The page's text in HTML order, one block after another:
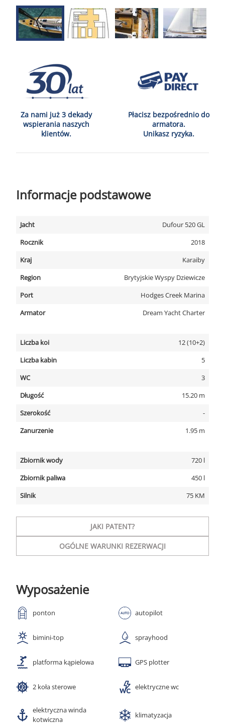
Za nami już 3 dekady
wspierania naszych
klientów.
Płacisz bezpośrednio do
armatora.
Unikasz ryzyka.
Informacje podstawowe
Jacht
Dufour 520 GL
Rocznik
2018
Kraj
Karaiby
Region
Brytyjskie Wyspy Dziewicze
Port
Hodges Creek Marina
Armator
Dream Yacht Charter
Liczba koi
12 (10+2)
Liczba kabin
5
WC
3
Długość
15.20 m
Szerokość
-
Zanurzenie
1.95 m
Zbiornik wody
720 l
Zbiornik paliwa
450 l
Silnik
75 KM
JAKI PATENT?
OGÓLNE WARUNKI REZERWACJI
Wyposażenie
ponton autopilot
bimini-top sprayhood
platforma kąpielowa GPS plotter
2 koła sterowe elektryczne wc
elektryczna winda
kotwiczna
klimatyzacja